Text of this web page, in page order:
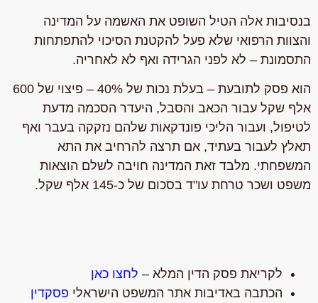
בנסיבות אלה הטיל השופט את האשמה על המדינה
והצוות הרפואי שלא פעל להקטנת הסיכוי להתפתחות
התסמונת – לא לפני הגרידה ואף לא לאחריה.
הוא פסק לתובעת – בעלת נכות של 40% – פיצוי של 600
אלף שקל עבור הכאב והסבל, היעדר הסכמה מדעת
לטיפול, ועבור הליכי פונדקאות שלהם נזקקה בעבר ואף
תאלץ לעבור בעתיד, אם תרצה להרחיב את התא
המשפחתי. מלבד זאת המדינה חויבה לשלם הוצאות
משפט ושכר טרחת עו"ד בסכום של כ-145 אלף שקל.
לקריאת פסק הדין המלא – לחצו כאן
הכתבה באדיבות אתר המשפט הישראלי פסקדין